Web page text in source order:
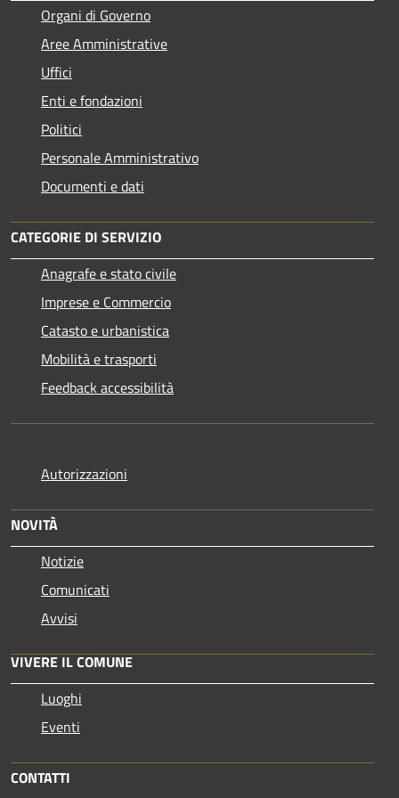
Organi di Governo
Aree Amministrative
Uffici
Enti e fondazioni
Politici
Personale Amministrativo
Documenti e dati
CATEGORIE DI SERVIZIO
Anagrafe e stato civile
Imprese e Commercio
Catasto e urbanistica
Mobilità e trasporti
Feedback accessibilità
Autorizzazioni
NOVITÀ
Notizie
Comunicati
Avvisi
VIVERE IL COMUNE
Luoghi
Eventi
CONTATTI